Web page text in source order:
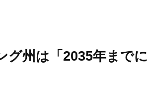
グ州は「2035年まで